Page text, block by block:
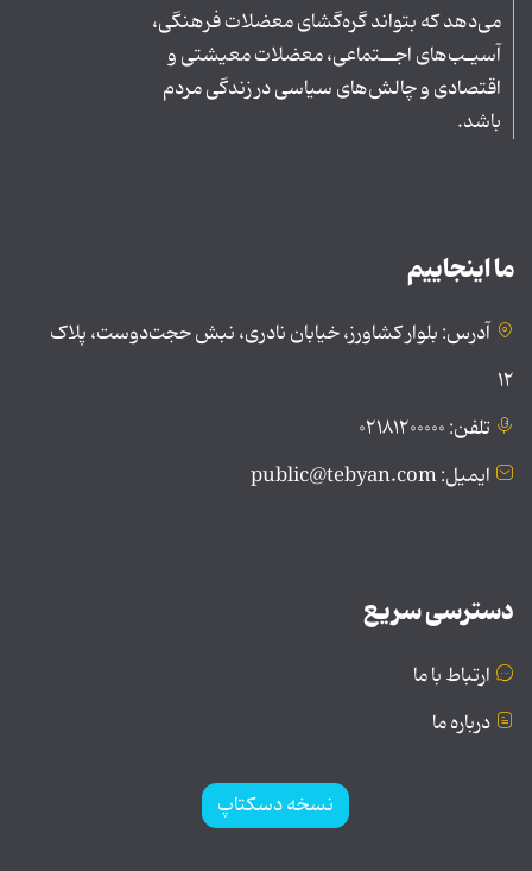
می‌دهد که بتواند گره‌گشای معضلات فرهنگی،
آسیـب‌های اجــتماعی، معضلات معیشتی و
اقتصادی و چالش‌های سیاسی در زندگی مردم
باشد.
ما اینجاییم
آدرس: بلوار کشاورز، خیابان نادری، نبش حجت‌دوست، پلاک
۱۲
تلفن: ۰۲۱۸۱۲۰۰۰۰۰
ایمیل: public@tebyan.com
دسترسی سریع
ارتباط با ما
درباره ما
نسخه دسکتاپ